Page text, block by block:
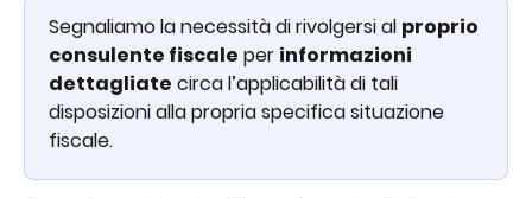
Segnaliamo la necessità di rivolgersi al proprio
consulente fiscale per informazioni
dettagliate circa l’applicabilità di tali
disposizioni alla propria specifica situazione
fiscale.